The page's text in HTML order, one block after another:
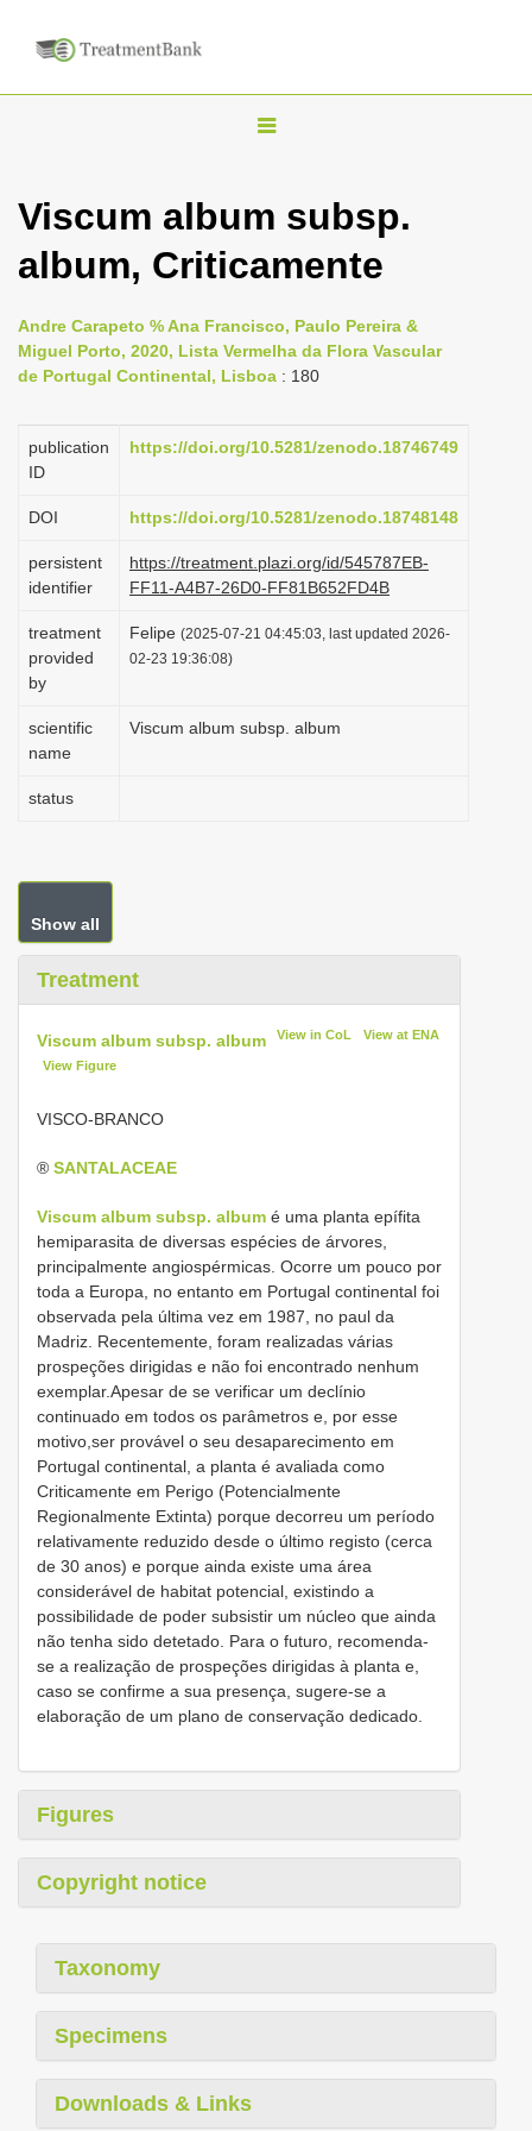
T
g
l
n
a
i
g
t
i
o
n
Viscum album subsp.
album, Criticamente
Andre Carapeto % Ana Francisco, Paulo Pereira &
Miguel Porto, 2020, Lista Vermelha da Flora Vascular
de Portugal Continental, Lisboa : 180
publication
ID
https://doi.org/10.5281/zenodo.18746749
DOI https://doi.org/10.5281/zenodo.18748148
persistent
identifier
https://treatment.plazi.org/id/545787EB-
FF11-A4B7-26D0-FF81B652FD4B
treatment
provided
by
Felipe (2025-07-21 04:45:03, last updated 2026-
02-23 19:36:08)
scientific
name
Viscum album subsp. album
status
Show all
Treatment
Viscum album subsp. album View in CoL View at ENA
View Figure
VISCO-BRANCO
® SANTALACEAE
Viscum album subsp. album é uma planta epífita
hemiparasita de diversas espécies de árvores,
principalmente angiospérmicas. Ocorre um pouco por
toda a Europa, no entanto em Portugal continental foi
observada pela última vez em 1987, no paul da
Madriz. Recentemente, foram realizadas várias
prospeções dirigidas e não foi encontrado nenhum
exemplar.Apesar de se verificar um declínio
continuado em todos os parâmetros e, por esse
motivo,ser provável o seu desaparecimento em
Portugal continental, a planta é avaliada como
Criticamente em Perigo (Potencialmente
Regionalmente Extinta) porque decorreu um período
relativamente reduzido desde o último registo (cerca
de 30 anos) e porque ainda existe uma área
considerável de habitat potencial, existindo a
possibilidade de poder subsistir um núcleo que ainda
não tenha sido detetado. Para o futuro, recomenda-
se a realização de prospeções dirigidas à planta e,
caso se confirme a sua presença, sugere-se a
elaboração de um plano de conservação dedicado.
Figures
Copyright notice
Taxonomy
Specimens
Downloads & Links